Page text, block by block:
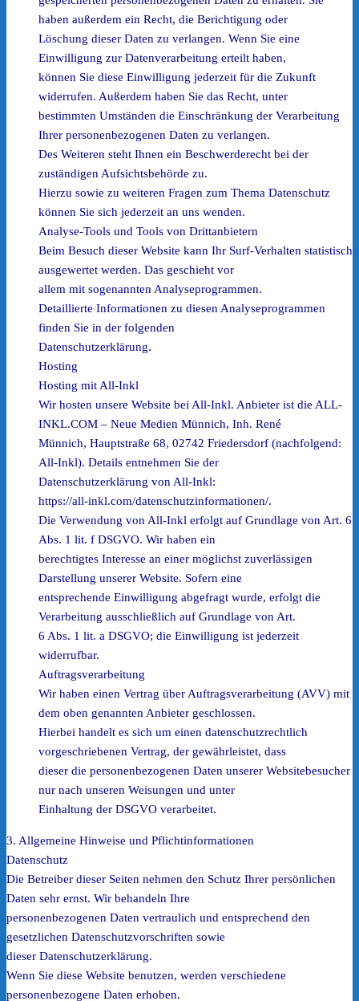
haben außerdem ein Recht, die Berichtigung oder
Löschung dieser Daten zu verlangen. Wenn Sie eine
Einwilligung zur Datenverarbeitung erteilt haben,
können Sie diese Einwilligung jederzeit für die Zukunft
widerrufen. Außerdem haben Sie das Recht, unter
bestimmten Umständen die Einschränkung der Verarbeitung
Ihrer personenbezogenen Daten zu verlangen.
Des Weiteren steht Ihnen ein Beschwerderecht bei der
zuständigen Aufsichtsbehörde zu.
Hierzu sowie zu weiteren Fragen zum Thema Datenschutz
können Sie sich jederzeit an uns wenden.
Analyse-Tools und Tools von Drittanbietern
Beim Besuch dieser Website kann Ihr Surf-Verhalten statistisch
ausgewertet werden. Das geschieht vor
allem mit sogenannten Analyseprogrammen.
Detaillierte Informationen zu diesen Analyseprogrammen
finden Sie in der folgenden
Datenschutzerklärung.
Hosting
Hosting mit All-Inkl
Wir hosten unsere Website bei All-Inkl. Anbieter ist die ALL-
INKL.COM – Neue Medien Münnich, Inh. René
Münnich, Hauptstraße 68, 02742 Friedersdorf (nachfolgend:
All-Inkl). Details entnehmen Sie der
Datenschutzerklärung von All-Inkl:
https://all-inkl.com/datenschutzinformationen/.
Die Verwendung von All-Inkl erfolgt auf Grundlage von Art. 6
Abs. 1 lit. f DSGVO. Wir haben ein
berechtigtes Interesse an einer möglichst zuverlässigen
Darstellung unserer Website. Sofern eine
entsprechende Einwilligung abgefragt wurde, erfolgt die
Verarbeitung ausschließlich auf Grundlage von Art.
6 Abs. 1 lit. a DSGVO; die Einwilligung ist jederzeit
widerrufbar.
Auftragsverarbeitung
Wir haben einen Vertrag über Auftragsverarbeitung (AVV) mit
dem oben genannten Anbieter geschlossen.
Hierbei handelt es sich um einen datenschutzrechtlich
vorgeschriebenen Vertrag, der gewährleistet, dass
dieser die personenbezogenen Daten unserer Websitebesucher
nur nach unseren Weisungen und unter
Einhaltung der DSGVO verarbeitet.
3. Allgemeine Hinweise und Pflichtinformationen
Datenschutz
Die Betreiber dieser Seiten nehmen den Schutz Ihrer persönlichen
Daten sehr ernst. Wir behandeln Ihre
personenbezogenen Daten vertraulich und entsprechend den
gesetzlichen Datenschutzvorschriften sowie
dieser Datenschutzerklärung.
Wenn Sie diese Website benutzen, werden verschiedene
personenbezogene Daten erhoben.